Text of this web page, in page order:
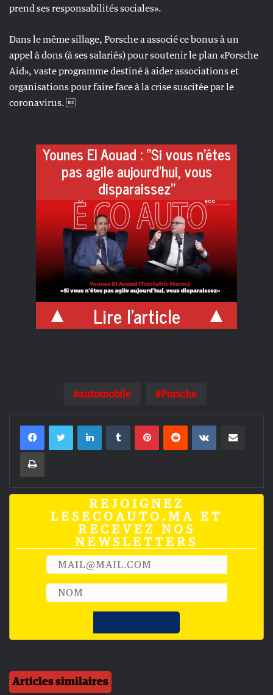
prend ses responsabilités sociales».
Dans le même sillage, Porsche a associé ce bonus à un
appel à dons (à ses salariés) pour soutenir le plan «Porsche
Aid», vaste programme destiné à aider associations et
organisations pour faire face à la crise suscitée par le
coronavirus. 
Younes El Aouad : “Si vous n’êtes
pas agile aujourd’hui, vous
disparaissez”
Lire l'article
automobile Porsche
LinkedinTumblrPinterestReddit VKontakte
Imprimer
REJOIGNEZ
LESECOAUTO.MA ET
RECEVEZ NOS
NEWSLETTERS
Articles similaires